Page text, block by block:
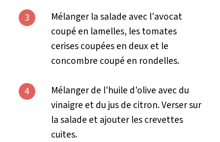
3
Mélanger la salade avec l'avocat
coupé en lamelles, les tomates
cerises coupées en deux et le
concombre coupé en rondelles.
4
Mélanger de l'huile d'olive avec du
vinaigre et du jus de citron. Verser sur
la salade et ajouter les crevettes
cuites.